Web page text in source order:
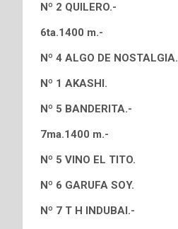
Nº 2 QUILERO.-
6ta.1400 m.-
Nº 4 ALGO DE NOSTALGIA.
Nº 1 AKASHI.
Nº 5 BANDERITA.-
7ma.1400 m.-
Nº 5 VINO EL TITO.
Nº 6 GARUFA SOY.
Nº 7 T H INDUBAI.-